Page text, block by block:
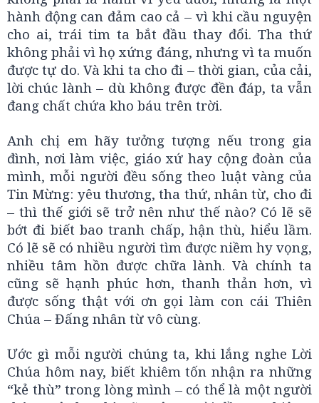
hành động can đảm cao cả – vì khi cầu nguyện
cho ai, trái tim ta bắt đầu thay đổi. Tha thứ
không phải vì họ xứng đáng, nhưng vì ta muốn
được tự do. Và khi ta cho đi – thời gian, của cải,
lời chúc lành – dù không được đền đáp, ta vẫn
đang chất chứa kho báu trên trời.
Anh chị em hãy tưởng tượng nếu trong gia
đình, nơi làm việc, giáo xứ hay cộng đoàn của
mình, mỗi người đều sống theo luật vàng của
Tin Mừng: yêu thương, tha thứ, nhân từ, cho đi
– thì thế giới sẽ trở nên như thế nào? Có lẽ sẽ
bớt đi biết bao tranh chấp, hận thù, hiểu lầm.
Có lẽ sẽ có nhiều người tìm được niềm hy vọng,
nhiều tâm hồn được chữa lành. Và chính ta
cũng sẽ hạnh phúc hơn, thanh thản hơn, vì
được sống thật với ơn gọi làm con cái Thiên
Chúa – Đấng nhân từ vô cùng.
Ước gì mỗi người chúng ta, khi lắng nghe Lời
Chúa hôm nay, biết khiêm tốn nhận ra những
“kẻ thù” trong lòng mình – có thể là một người